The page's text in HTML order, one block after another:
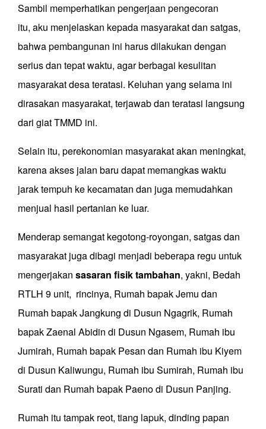
Sambil memperhatikan pengerjaan pengecoran
itu, aku menjelaskan kepada masyarakat dan satgas,
bahwapembangunan ini harus dilakukan dengan
serius dan tepat waktu, agarberbagai kesulitan
masyarakat desa teratasi. Keluhan yang selama ini
dirasakan masyarakat, terjawab dan teratasi langsung
dari giat TMMD ini.
Selain itu, perekonomian masyarakat akan meningkat,
karena akses jalan baru dapat memangkaswaktu
jarak tempuh ke kecamatan dan juga memudahkan
menjual hasil pertanian ke luar.
Menderap semangat kegotong-royongan, satgasdan
masyarakat juga dibagi menjadi beberapa regu untuk
mengerjakan sasaran fisik tambahan, yakni, Bedah
RTLH 9 unit, rincinya, Rumah bapak Jemu dan
Rumah bapak Jangkung di Dusun Ngagrik, Rumah
bapak Zaenal Abidin di Dusun Ngasem, Rumah ibu
Jumirah, Rumah bapak Pesan dan Rumah ibu Kiyem
di Dusun Kaliwungu, Rumah ibu Sumirah, Rumah ibu
Surati dan Rumah bapak Paeno di Dusun Panjing.
Rumah itu tampak reot, tiang lapuk, dinding papan